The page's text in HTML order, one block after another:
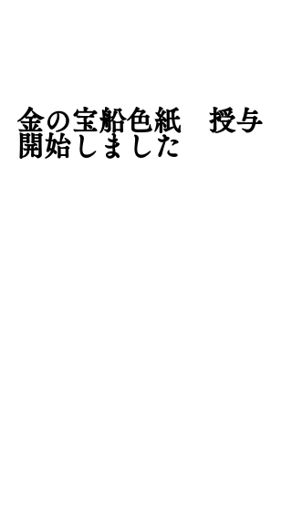
金の宝船色紙　授与
開始しました